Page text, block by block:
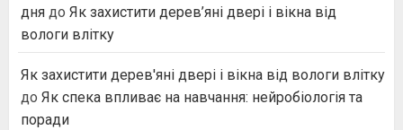
дня до Як захистити дерев’яні двері і вікна від
вологи влітку
Як захистити дерев'яні двері і вікна від вологи влітку
до Як спека впливає на навчання: нейробіологія та
поради